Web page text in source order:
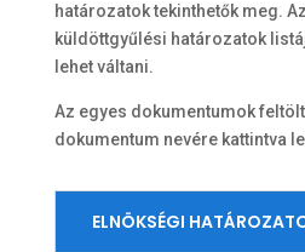
határozatok tekinthetők meg.
küldöttgyűlési határozatok
lehet váltani.
Az egyes dokumentumok
dokumentum nevére kattintva
ELNÖKSÉGI